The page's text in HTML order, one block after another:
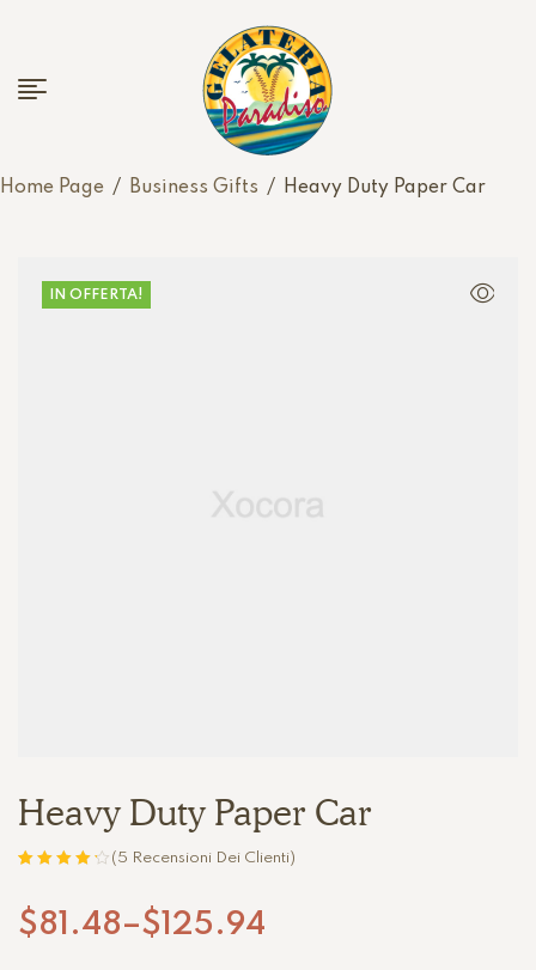
Home Page / Business Gifts / Heavy Duty Paper Car
IN OFFERTA!
Heavy Duty Paper Car
base di
(5 Recensioni Dei Clienti)
$81.48–$ 125.94